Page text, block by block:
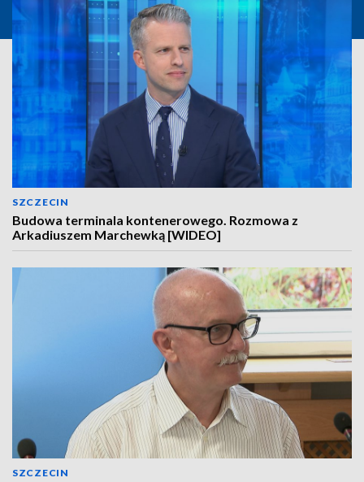
SZCZECIN
Budowa terminala kontenerowego. Rozmowa z
Arkadiuszem Marchewką [WIDEO]
SZCZECIN